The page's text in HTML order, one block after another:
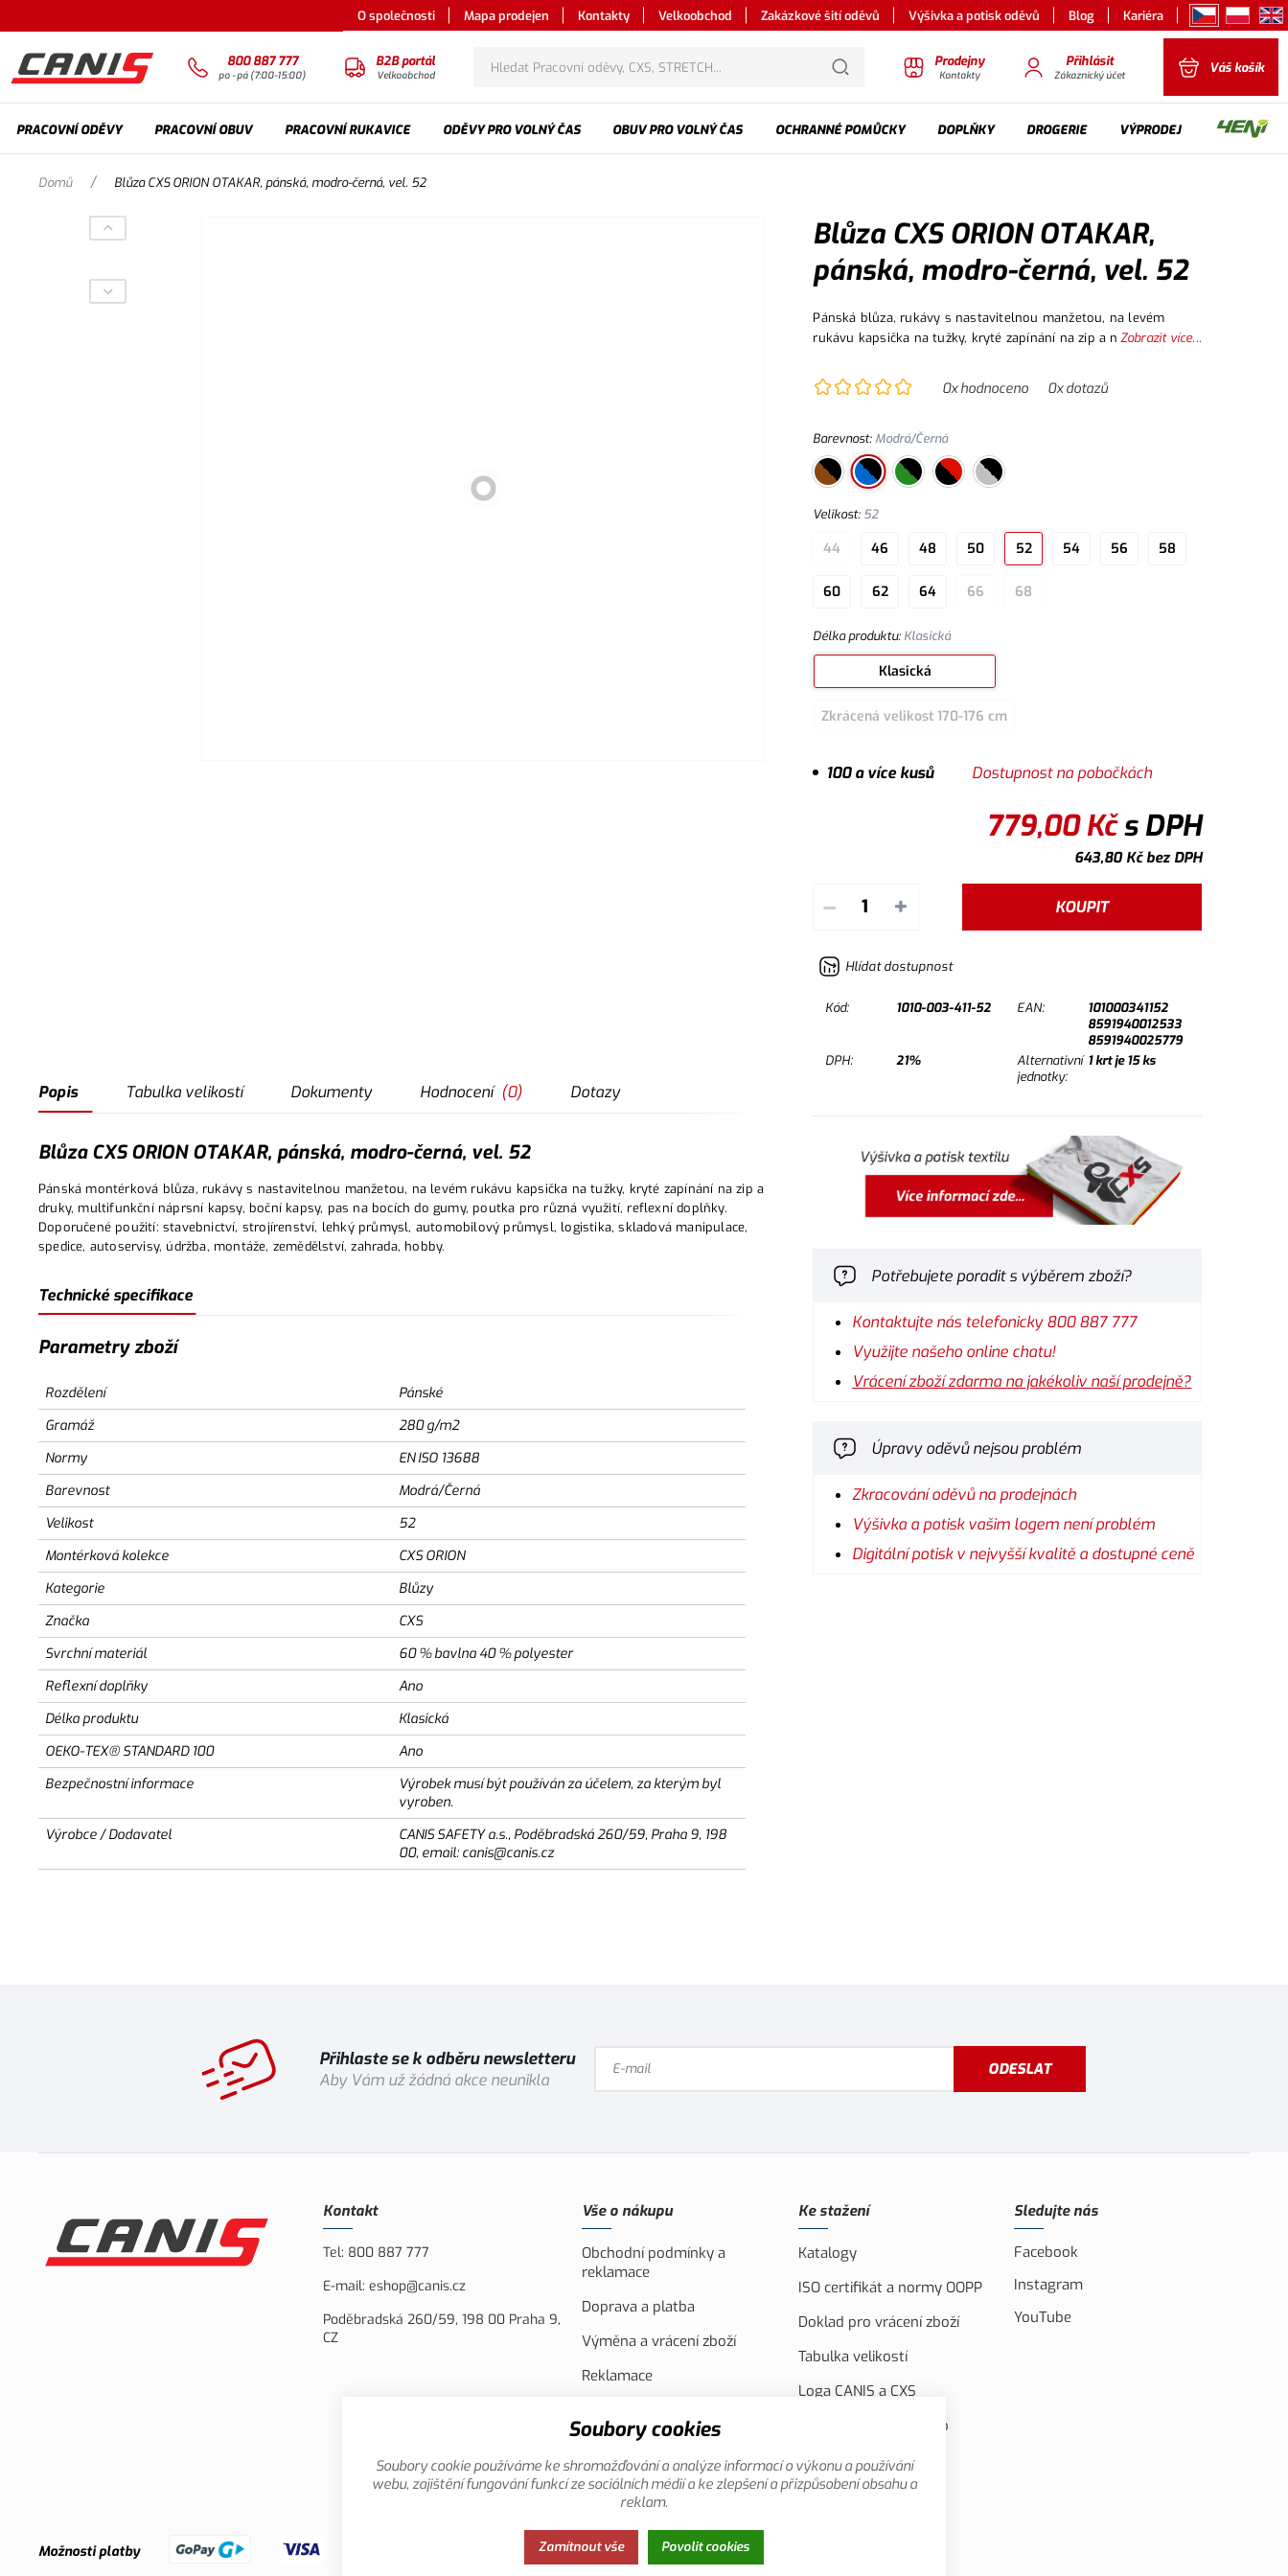
O společnosti Mapa prodejen Kontakty Velkoobchod Zakázkové šití oděvů Výšivka a potisk oděvů Blog Kariéra
800 887 777
po - pá (7:00-15:00)
B2B portál
Velkoobchod
Prodejny
Kontakty
Přihlásit
Zákaznický účet Váš košík
PRACOVNÍ ODĚVY PRACOVNÍ OBUV PRACOVNÍ RUKAVICE ODĚVY PRO VOLNÝ ČAS OBUV PRO VOLNÝ ČAS OCHRANNÉ POMŮCKY DOPLŇKY DROGERIE VÝPRODEJ
Domů / Blůza CXS ORION OTAKAR, pánská, modro-černá, vel. 52
Blůza CXS ORION OTAKAR,
pánská, modro-černá, vel. 52
Pánská blůza, rukávy s nastavitelnou manžetou, na levém
rukávu kapsička na tužky, kryté zapínání na zip a na druky,
gumy, reflexní doplňky.
Zobrazit více...
0x hodnoceno 0x dotazů
Barevnost:Modrá/Černá
Velikost: 52
44 46 48 50 52 54 56 58
60 62 64 66 68
Délka produktu: Klasická
Klasická
Zkrácená velikost 170-176 cm
100 a více kusů Dostupnost na pobočkách
779,00Kčs DPH
643,80Kčbez DPH
– + KOUPIT
Hlídat dostupnost
Kód: 1010-003-411-52 EAN:
101000341152
8591940012533
8591940025779
DPH:
21%
Alternativní
jednotky:
1krt je15ks
Popis Tabulka velikostí Dokumenty Hodnocení (0) Dotazy
Blůza CXS ORION OTAKAR, pánská, modro-černá, vel. 52
Pánská montérková blůza, rukávy s nastavitelnou manžetou, na levém rukávu kapsička na tužky, kryté zapínání na zip a
druky, multifunkční náprsní kapsy, boční kapsy, pas na bocích do gumy, poutka pro různá využití, reflexní doplňky.
Doporučené použití: stavebnictví, strojírenství, lehký průmysl, automobilový průmysl, logistika, skladová manipulace,
spedice, autoservisy, údržba, montáže, zemědělství, zahrada, hobby.
Technické specifikace
Parametry zboží
Rozdělení
Pánské
Gramáž
280 g/m2
Normy
EN ISO 13688
Barevnost
Modrá/Černá
Velikost
52
Montérková kolekce
CXS ORION
Kategorie
Blůzy
Značka
CXS
Svrchní materiál
60 % bavlna 40 % polyester
Reflexní doplňky
Ano
Délka produktu
Klasická
OEKO-TEX® STANDARD 100
Ano
Bezpečnostní informace
Výrobek musí být používán za účelem, za kterým byl
vyroben.
Výrobce / Dodavatel
CANIS SAFETY a.s., Poděbradská 260/59, Praha 9, 198
00, email: canis@canis.cz
Potřebujete poradit s výběrem zboží?
Kontaktujte nás telefonicky 800 887 777
Využijte našeho online chatu!
Vrácení zboží zdarma na jakékoliv naší prodejně?
Úpravy oděvů nejsou problém
Zkracování oděvů na prodejnách
Výšivka a potisk vašim logem není problém
Digitální potisk v nejvyšší kvalitě a dostupné ceně
Přihlaste se k odběru newsletteru
Aby Vám už žádná akce neunikla
ODESLAT
Kontakt
Tel: 800 887 777
E-mail: eshop@canis.cz
Poděbradská 260/59, 198 00 Praha 9,
CZ
Vše o nákupu
Obchodní podmínky a
reklamace
Doprava a platba
Výměna a vrácení zboží
Reklamace
Akční leták
Ke stažení
Katalogy
ISO certifikát a normy OOPP
Doklad pro vrácení zboží
Tabulka velikostí
Loga CANIS a CXS
FVE Spolufinancováno
Reklamní videa
Sledujte nás
Facebook
Instagram
YouTube
Možnosti platby
Soubory cookies
Soubory cookie používáme ke shromažďování a analýze informací o výkonu a používání
webu, zajištění fungování funkcí ze sociálních médií a ke zlepšení a přizpůsobení obsahu a
reklam.
Zamítnout vše Povolit cookies